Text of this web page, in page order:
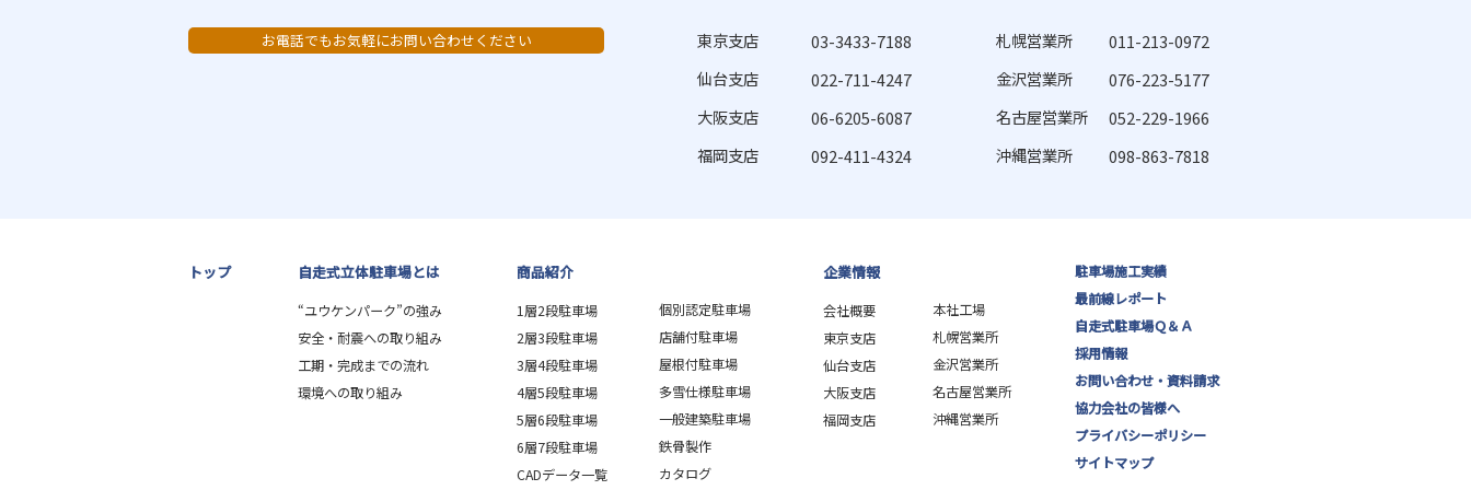
お電話でもお気軽にお問い合わせください 東京支店
03-3433-7188
仙台支店
022-711-4247
大阪支店
06-6205-6087
福岡支店
092-411-4324
札幌営業所
011-213-0972
金沢営業所
076-223-5177
名古屋営業所
052-229-1966
沖縄営業所
098-863-7818
トップ 自走式立体駐車場とは
“ユウケンパーク”の強み
安全・耐震への取り組み
工期・完成までの流れ
環境への取り組み
商品紹介
1層2段駐車場
2層3段駐車場
3層4段駐車場
4層5段駐車場
5層6段駐車場
6層7段駐車場
CADデータ一覧
個別認定駐車場
店舗付駐車場
屋根付駐車場
多雪仕様駐車場
一般建築駐車場
鉄骨製作
カタログ
企業情報
会社概要
東京支店
仙台支店
大阪支店
福岡支店
本社工場
札幌営業所
金沢営業所
名古屋営業所
沖縄営業所
駐車場施工実績
最前線レポート
自走式駐車場Ｑ＆Ａ
採用情報
お問い合わせ・資料請求
協力会社の皆様へ
プライバシーポリシー
サイトマップ